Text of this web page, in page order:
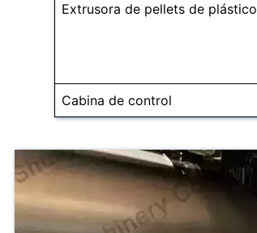
Extrusora de pellets de plástico
Cabina de control